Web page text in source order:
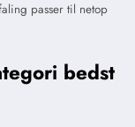
passer til netop
bedst